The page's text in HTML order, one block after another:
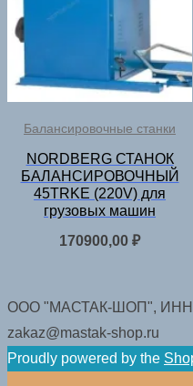
Балансировочные станки
NORDBERG СТАНОК
БАЛАНСИРОВОЧНЫЙ
45TRKE (220V) для
грузовых машин
170900,00₽
ООО "МАСТАК-ШОП", ИНН
zakaz@mastak-shop.ru
Proudly powered by the